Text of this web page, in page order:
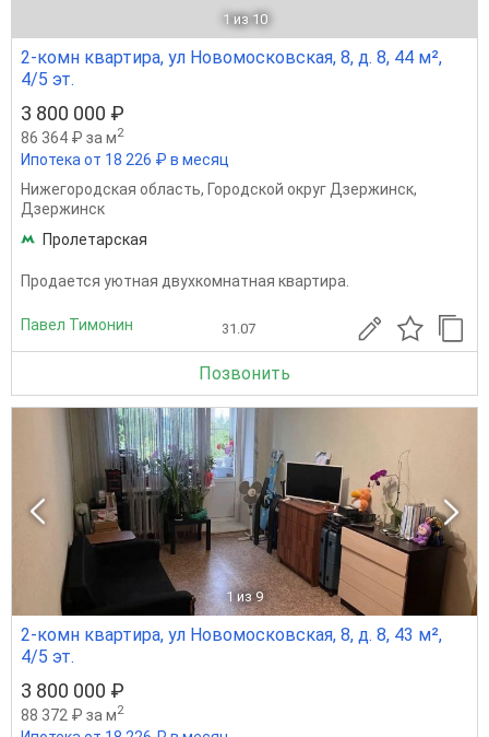
1 из 10
2-комн квартира, ул Новомосковская, 8, д. 8, 44 м²,
4/5 эт.
3 800 000 ₽
86 364 ₽ за м2
Ипотека от 18 226 ₽ в месяц
Нижегородская область, Городской округ Дзержинск,
Дзержинск
Пролетарская
Продается уютная двухкомнатная квартира.
Павел Тимонин 31.07
Позвонить
1 из 9
2-комн квартира, ул Новомосковская, 8, д. 8, 43 м²,
4/5 эт.
3 800 000 ₽
88 372 ₽ за м2